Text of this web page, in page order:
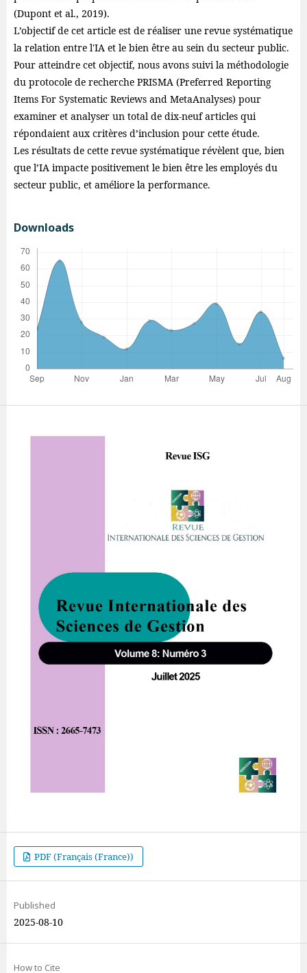
(Dupont et al., 2019).
L’objectif de cet article est de réaliser une revue systématique
la relation entre l'IA et le bien être au sein du secteur public.
Pour atteindre cet objectif, nous avons suivi la méthodologie
du protocole de recherche PRISMA (Preferred Reporting
Items For Systematic Reviews and MetaAnalyses) pour
examiner et analyser un total de dix-neuf articles qui
répondaient aux critères d’inclusion pour cette étude.
Les résultats de cette revue systématique révèlent que, bien
que l’IA impacte positivement le bien être les employés du
secteur public, et améliore la performance.
Downloads
PDF (Français (France))
Published
2025-08-10
How to Cite